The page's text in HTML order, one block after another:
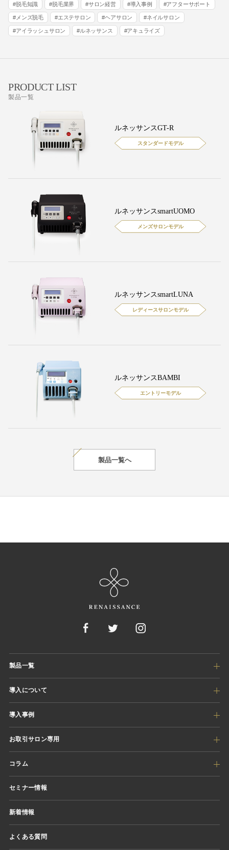
脱毛知識 脱毛業界 サロン経営 導入事例 アフターサポート
メンズ脱毛 エステサロン ヘアサロン ネイルサロン
アイラッシュサロン ルネッサンス アキュライズ
PRODUCT LIST
製品一覧
ルネッサンスGT-R
スタンダードモデル
ルネッサンスsmartUOMO
メンズサロンモデル
ルネッサンスsmartLUNA
レディースサロンモデル
ルネッサンスBAMBI
エントリーモデル
製品一覧へ
製品一覧
導入について
導入事例
お取引サロン専用
コラム
セミナー情報
新着情報
よくある質問